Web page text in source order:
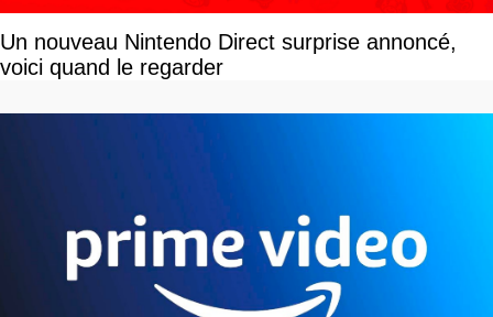
Un nouveau Nintendo Direct surprise annoncé,
voici quand le regarder